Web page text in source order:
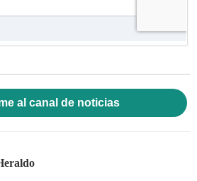
al canal de noticias